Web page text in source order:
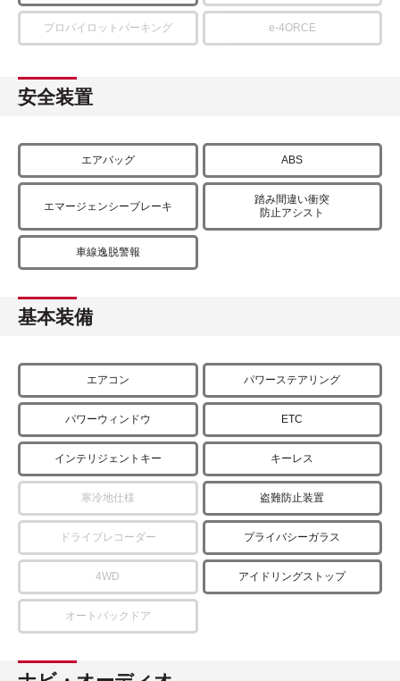
プロパイロットパーキング e-4ORCE
安全装置
エアバッグ ABS
エマージェンシーブレーキ
踏み間違い衝突
防止アシスト
車線逸脱警報
基本装備
エアコン パワーステアリング
パワーウィンドウ ETC
インテリジェントキー キーレス
寒冷地仕様 盗難防止装置
ドライブレコーダー プライバシーガラス
4WD アイドリングストップ
オートバックドア